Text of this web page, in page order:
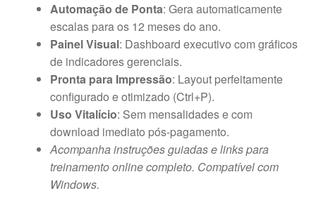
Automação de Ponta: Gera automaticamente
escalas para os 12 meses do ano.
Painel Visual: Dashboard executivo com gráficos
de indicadores gerenciais.
Pronta para Impressão: Layout perfeitamente
configurado e otimizado (Ctrl+P).
Uso Vitalício: Sem mensalidades e com
download imediato pós-pagamento.
Acompanha instruções guiadas e links para
treinamento online completo. Compatível com
Windows.